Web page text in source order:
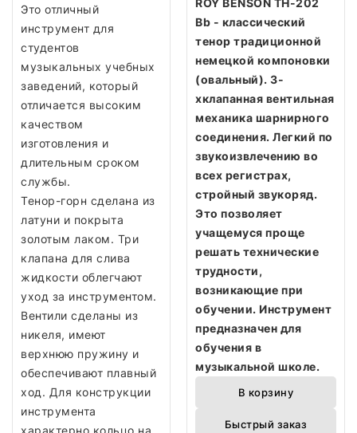
Это отличный
инструмент для
студентов
музыкальных учебных
заведений, который
отличается высоким
качеством
изготовления и
длительным сроком
службы.
Тенор-горн сделана из
латуни и покрыта
золотым лаком. Три
клапана для слива
жидкости облегчают
уход за инструментом.
Вентили сделаны из
никеля, имеют
верхнюю пружину и
обеспечивают плавный
ход. Для конструкции
инструмента
характерно кольцо на
ROY BENSON TH-202
Bb - классический
тенор традиционной
немецкой компоновки
(овальный). 3-
хклапанная вентильная
механика шарнирного
соединения. Легкий по
звукоизвлечению во
всех регистрах,
стройный звукоряд.
Это позволяет
учащемуся проще
решать технические
трудности,
возникающие при
обучении. Инструмент
предназначен для
обучения в
музыкальной школе.
В корзину
Быстрый заказ